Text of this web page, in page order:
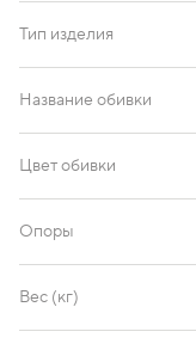
Тип изделия
Название обивки
Цвет обивки
Опоры
Вес (кг)